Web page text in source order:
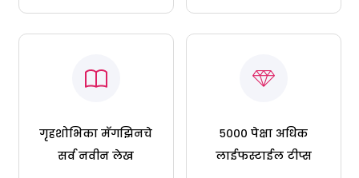
गृहशोभिका मॅगझिनचे
सर्व नवीन लेख
५००० पेक्षा अधिक
लाईफस्टाईल टीप्स